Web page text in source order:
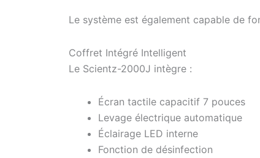
Le système est également capable de
Coffret Intégré Intelligent
Le Scientz-2000J intègre :
Écran tactile capacitif 7 pouces
Levage électrique automatique
Éclairage LED interne
Fonction de désinfection